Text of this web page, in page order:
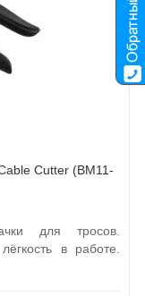
Cutter (BM11-
для тросов.
в работе.